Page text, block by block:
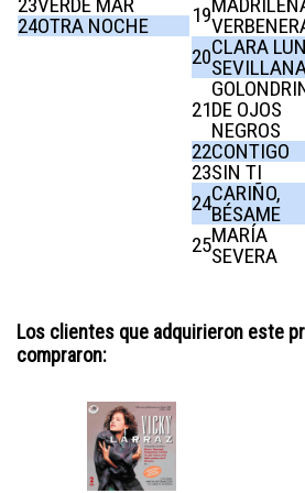
23VERDE MAR
24OTRA NOCHE
19
20CLARA
21DE OJOS
NEGROS
22CONTIGO
23SIN TI
24CARIÑO,
BÉSAME
25MARÍA
SEVERA
Los clientes que adquirieron este
compraron: